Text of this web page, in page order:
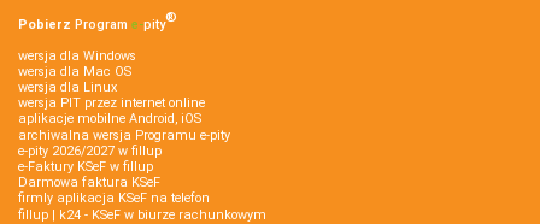
Pobierz Program e‑pity®
wersja dla Windows
wersja dla Mac OS
wersja dla Linux
wersja PIT przez internet online
aplikacje mobilne Android, iOS
archiwalna wersja Programu e-pity
e-pity 2026/2027 w fillup
e‑Faktury KSeF w fillup
Darmowa faktura KSeF
firmly aplikacja KSeF na telefon
fillup | k24 - KSeF w biurze rachunkowym